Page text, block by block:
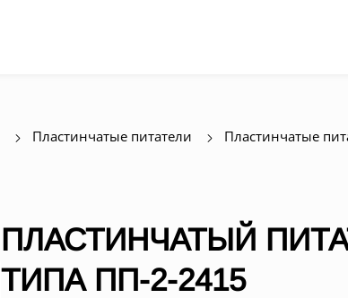
Пластинчатые питатели Пластинчатые
ПЛАСТИНЧАТЫЙ
ТИПА ПП-2-2415